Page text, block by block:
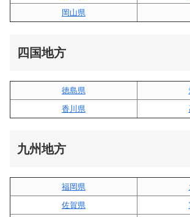
岡山県
四国地方
徳島県
香川県
九州地方
福岡県
佐賀県